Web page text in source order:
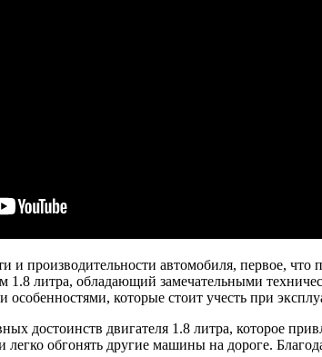
и производительности автомобиля, первое,
1.8 литра, обладающий замечательными
которые стоит учесть при
достоинств двигателя 1.8 литра, которое
легко обгонять другие машины на дороге.